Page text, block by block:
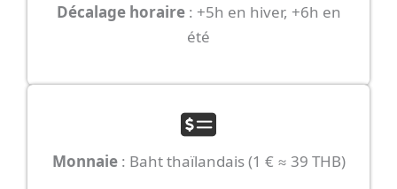
Décalage horaire: +5h en hiver, +6h en
été
Monnaie: Baht thaïlandais (1 € ≈ 39 THB)